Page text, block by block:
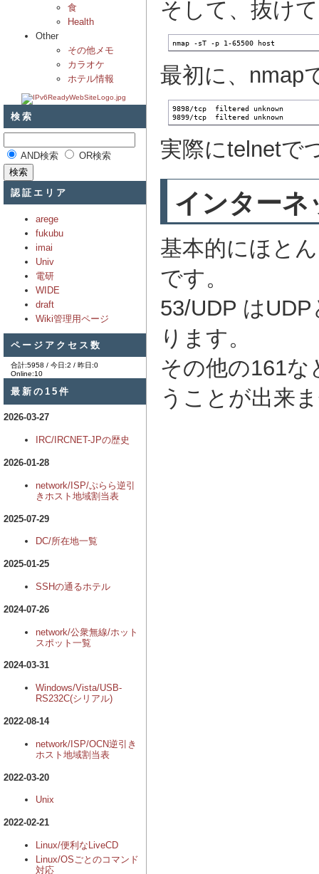
食
Health
Other
その他メモ
カラオケ
ホテル情報
検索
AND検索 OR検索
認証エリア
arege
fukubu
imai
Univ
電研
WIDE
draft
Wiki管理用ページ
ページアクセス数
合計:5958 / 今日:2 / 昨日:0
Online:10
最新の15件
2026-03-27
IRC/IRCNET-JPの歴史
2026-01-28
network/ISP/ぷらら逆引
きホスト地域割当表
2025-07-29
DC/所在地一覧
2025-01-25
SSHの通るホテル
2024-07-26
network/公衆無線/ホット
スポット一覧
2024-03-31
Windows/Vista/USB-
RS232C(シリアル)
2022-08-14
network/ISP/OCN逆引き
ホスト地域割当表
2022-03-20
Unix
2022-02-21
Linux/便利なLiveCD
Linux/OSごとのコマンド
対応
そして、抜け
nmap -sT -p 1-65500 host
最初に、nmap
9898/tcp  filtered unknown
9899/tcp  filtered unknown
実際にtelnetで
インター
基本的にほと
です。
53/UDP は
ります。
その他の161な
うことが出来